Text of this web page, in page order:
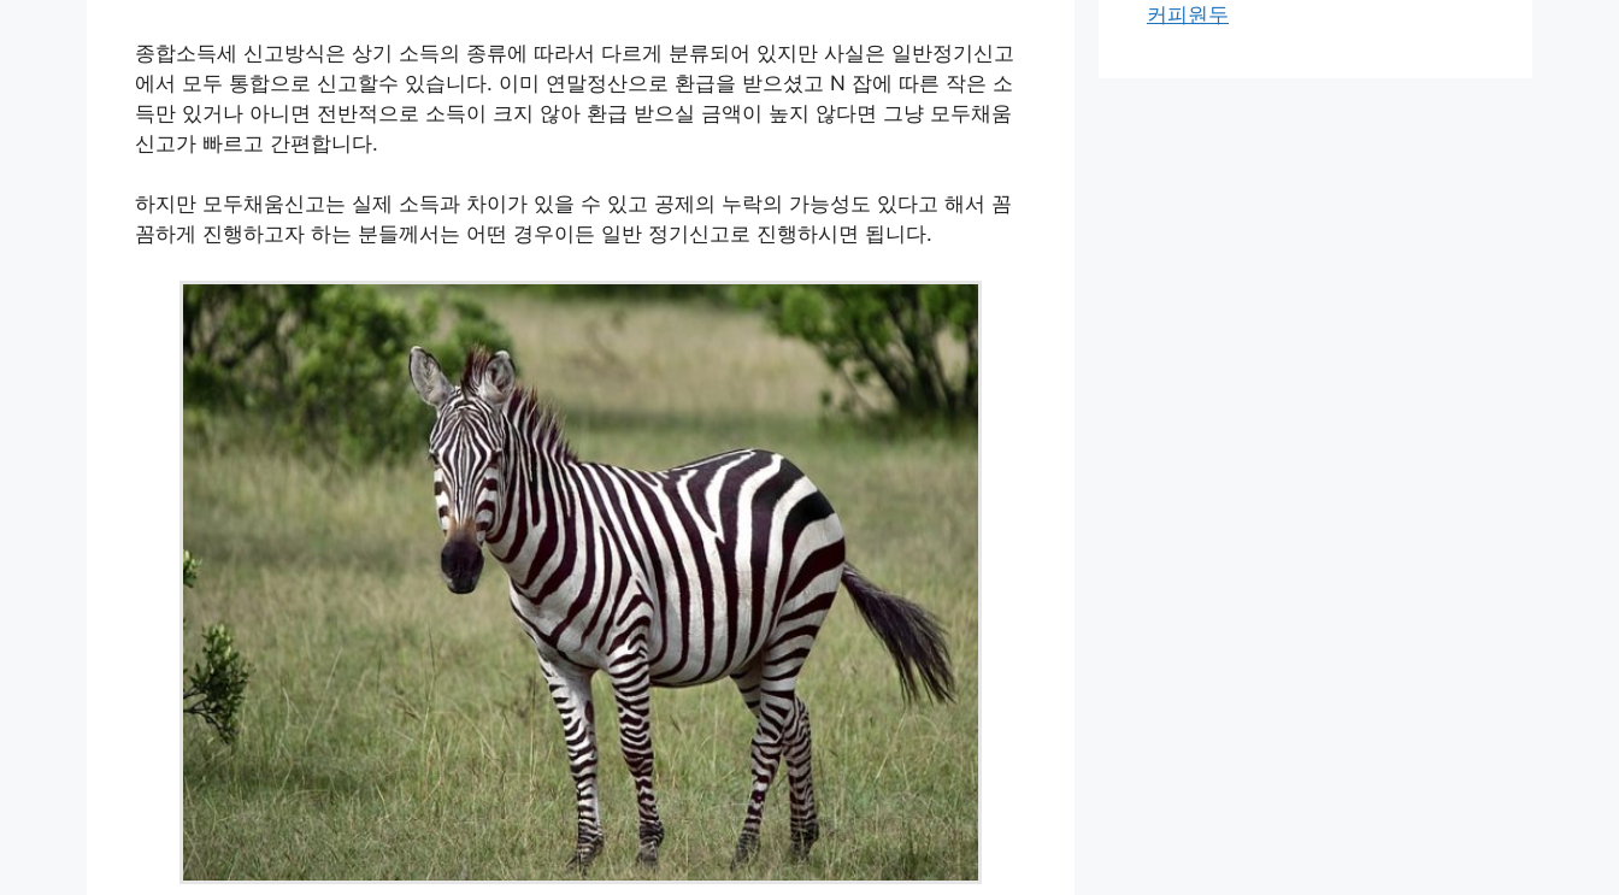
종합소득세 신고방식은 상기 소득의 종류에 따라서 다르게 분류되어 있지만 사실은 일반정기신고
에서 모두 통합으로 신고할수 있습니다. 이미 연말정산으로 환급을 받으셨고 N 잡에 따른 작은 소
득만 있거나 아니면 전반적으로 소득이 크지 않아 환급 받으실 금액이 높지 않다면 그냥 모두채움
신고가 빠르고 간편합니다.
하지만 모두채움신고는 실제 소득과 차이가 있을 수 있고 공제의 누락의 가능성도 있다고 해서 꼼
꼼하게 진행하고자 하는 분들께서는 어떤 경우이든 일반 정기신고로 진행하시면 됩니다.
커피원두